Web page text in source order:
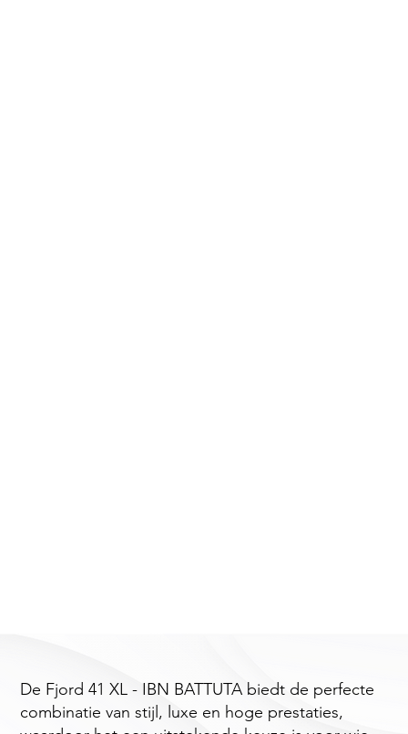
De Fjord 41 XL - IBN BATTUTA biedt de perfecte
combinatie van stijl, luxe en hoge prestaties,